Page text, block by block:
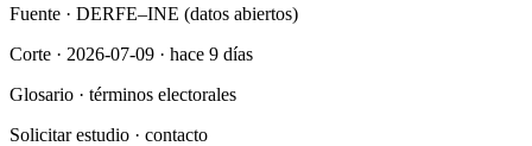
Fuente · DERFE–INE (datos abiertos)
Corte · 2026-07-09 · hace 9 días
Glosario · términos electorales
Solicitar estudio · contacto